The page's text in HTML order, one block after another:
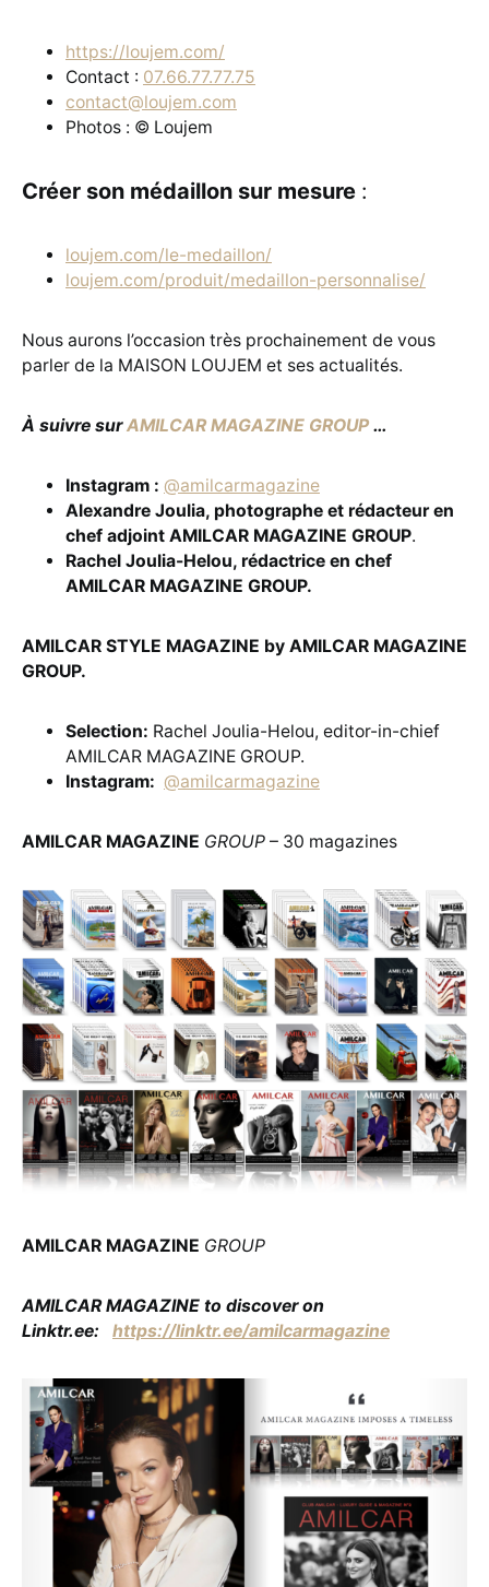
https://loujem.com/
Contact : 07.66.77.77.75
contact@loujem.com
Photos : © Loujem
Créer son médaillon sur mesure :
loujem.com/le-medaillon/
loujem.com/produit/medaillon-personnalise/
Nous aurons l’occasion très prochainement de vous
parler de la MAISON LOUJEM et ses actualités.
À suivre surAMILCAR MAGAZINE GROUP …
Instagram : @amilcarmagazine
Alexandre Joulia, photographe et rédacteur en
chef adjoint AMILCAR MAGAZINE GROUP.
Rachel Joulia-Helou, rédactrice en chef
AMILCAR MAGAZINE GROUP.
AMILCAR STYLE MAGAZINE by AMILCAR MAGAZINE
GROUP.
Selection: Rachel Joulia-Helou, editor-in-chief
AMILCAR MAGAZINE GROUP.
Instagram: @amilcarmagazine
AMILCAR MAGAZINE GROUP – 30 magazines
AMILCAR MAGAZINE GROUP
AMILCAR MAGAZINE to discover on
Linktr.ee: https://linktr.ee/amilcarmagazine